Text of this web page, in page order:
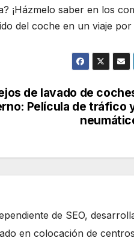
¡Házmelo saber en los
del coche en un viaje
de lavado de
Película de tráfico
de SEO,
en colocación de